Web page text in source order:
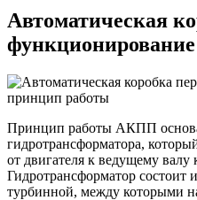
Автоматическая
Принцип работы АКПП
гидротрансформатора,
от двигателя к ведущему валу
Гидротрансформатор состоит
турбинной, между которыми